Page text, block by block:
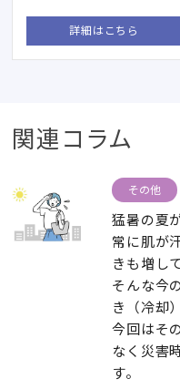
詳細はこちら
関連コラム
その他
猛暑の夏
常に肌が
きも増し
そんな今
き（冷却
今回はそ
なく災害
す。